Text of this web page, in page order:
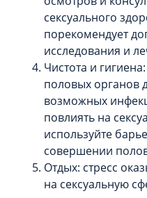
сексуального
порекомендует
исследования и
Чистота и
половых органов
возможных
повлиять на
используйте
совершении
Отдых: стресс
на сексуальную